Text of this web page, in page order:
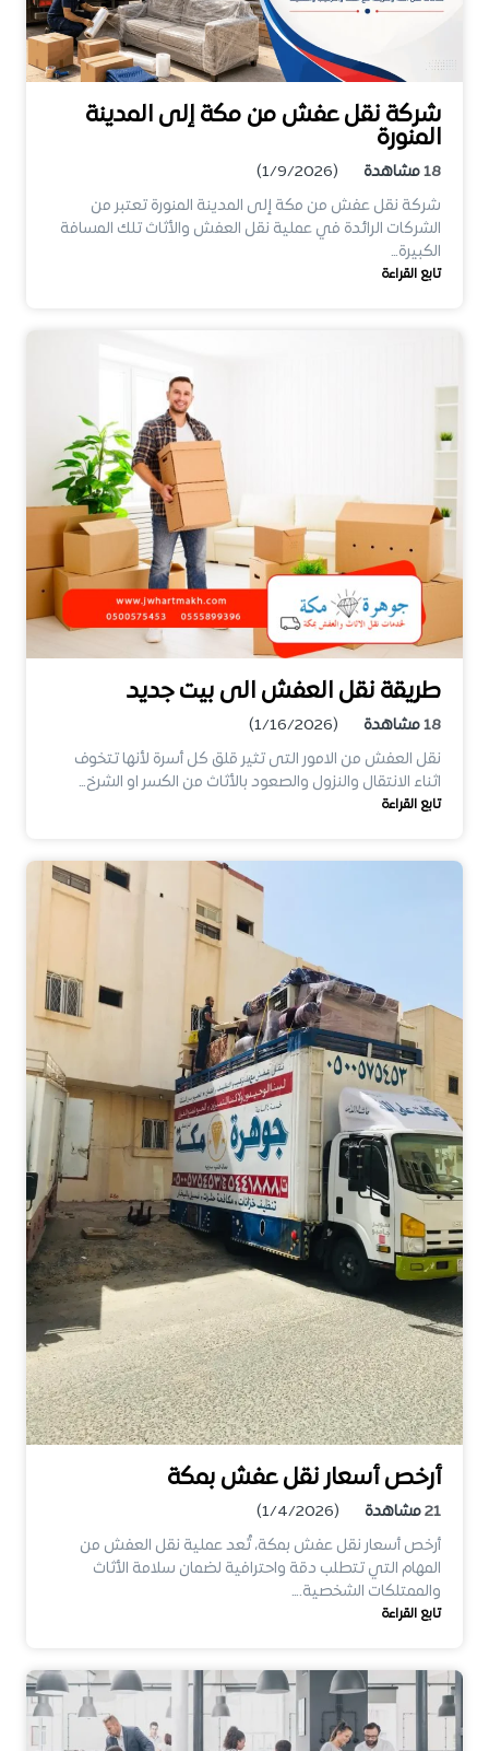
شركة نقل عفش من مكة إلى المدينة
المنورة
18مشاهدة
(1/9/2026)
شركة نقل عفش من مكة إلى المدينة المنورة تعتبر من
الشركات الرائدة في عملية نقل العفش والأثاث تلك المسافة
الكبيرة…
تابع القراءة
طريقة نقل العفش الى بيت جديد
18مشاهدة
(1/16/2026)
نقل العفش من الامور التى تثير قلق كل أسرة لأنها تتخوف
اثناء الانتقال والنزول والصعود بالأثاث من الكسر او الشرخ…
تابع القراءة
أرخص أسعار نقل عفش بمكة
21مشاهدة
(1/4/2026)
أرخص أسعار نقل عفش بمكة، تُعد عملية نقل العفش من
المهام التي تتطلب دقة واحترافية لضمان سلامة الأثاث
والممتلكات الشخصية.…
تابع القراءة